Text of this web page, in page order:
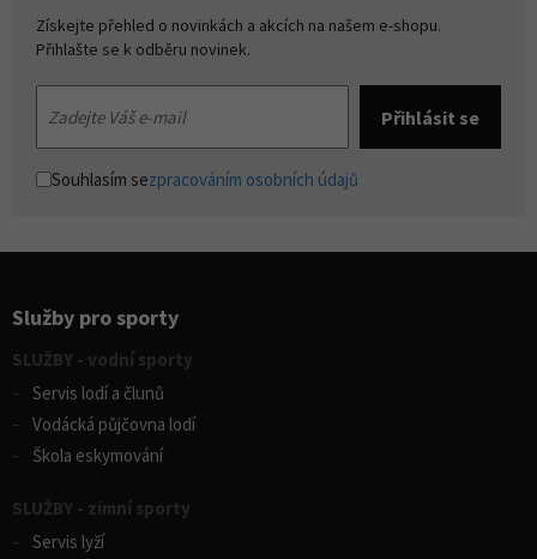
Získejte přehled o novinkách a akcích na našem e-shopu.
Přihlašte se k odběru novinek.
Souhlasím sezpracováním osobních údajů
Služby pro sporty
SLUŽBY - vodní sporty
Servis lodí a člunů
Vodácká půjčovna lodí
Škola eskymování
SLUŽBY - zimní sporty
Servis lyží